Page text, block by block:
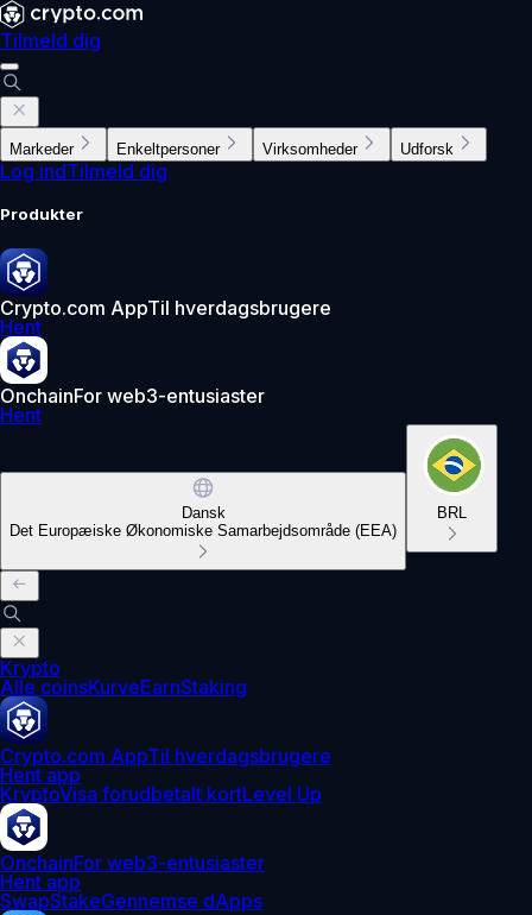
Tilmeld dig
Markeder Enkeltpersoner Virksomheder Udforsk
Log indTilmeld dig
Produkter
Crypto.com AppTil hverdagsbrugere
Hent
OnchainFor web3-entusiaster
Hent
Dansk
Det Europæiske Økonomiske Samarbejdsområde (EEA)
BRL
Krypto
Alle coinsKurveEarnStaking
Crypto.com AppTil hverdagsbrugere
Hent app
KryptoVisa forudbetalt kortLevel Up
OnchainFor web3-entusiaster
Hent app
SwapStakeGennemse dApps